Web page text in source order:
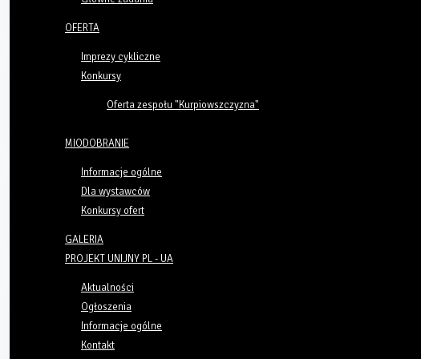
OFERTA
Imprezy cykliczne
Konkursy
Oferta zespołu "Kurpiowszczyzna"
MIODOBRANIE
Informacje ogólne
Dla wystawców
Konkursy ofert
GALERIA
PROJEKT UNIJNY PL - UA
Aktualności
Ogłoszenia
Informacje ogólne
Kontakt